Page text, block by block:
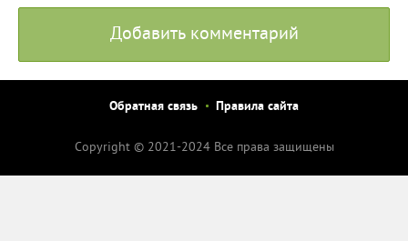
Добавить комментарий
Обратная связь Правила сайта
Copyright © 2021-2024 Все права защищены